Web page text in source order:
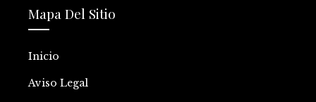
Mapa Del Sitio
Inicio
Aviso Legal